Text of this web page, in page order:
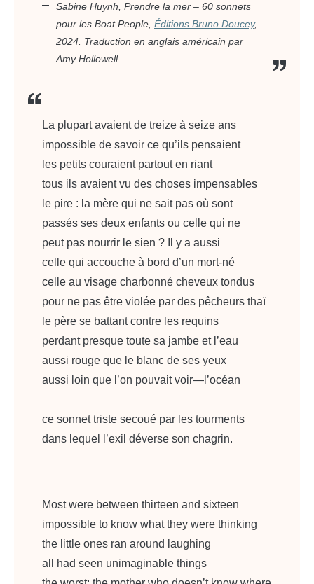
Sabine Huynh, Prendre la mer – 60 sonnets
pour les Boat People Éditions Bruno Doucey,
2024. Traduction en anglais américain par
Amy Hollowell.
La plupart avaient de treize à seize ans
impossible de savoir ce qu’ils pensaient
les petits couraient partout en riant
tous ils avaient vu des choses impensables
le pire : la mère qui ne sait pas où sont
passés ses deux enfants ou celle qui ne
peut pas nourrir le sien ? Il y a aussi
celle qui accouche à bord d’un mort-né
celle au visage charbonné cheveux tondus
pour ne pas être violée par des pêcheurs thaï
le père se battant contre les requins
perdant presque toute sa jambe et l’eau
aussi rouge que le blanc de ses yeux
aussi loin que l’on pouvait voir—l’océan
ce sonnet triste secoué par les tourments
dans lequel l’exil déverse son chagrin.
Most were between thirteen and sixteen
impossible to know what they were thinking
the little ones ran around laughing
all had seen unimaginable things